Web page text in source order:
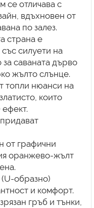
се отличава с
вдъхновен от
по залез.
страна е
силуети на
саваната дърво
жълто слънце.
топли нюанси на
които
от графични
оранжево-жълт
образно)
и комфорт.
гръб и тънки,